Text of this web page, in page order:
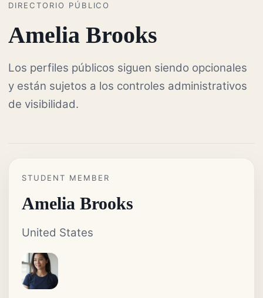
DIRECTORIO PÚBLICO
Amelia Brooks
Los perfiles públicos siguen siendo opcionales
y están sujetos a los controles administrativos
de visibilidad.
STUDENT MEMBER
Amelia Brooks
United States